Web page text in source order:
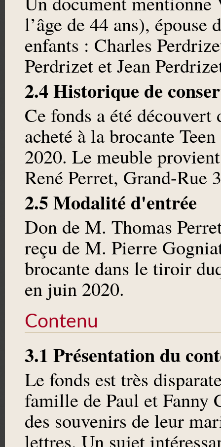
l’âge de 44 ans), épouse
enfants : Charles
Perdrizet et Jean
2.4 Historique de
Ce fonds a été
acheté à la brocante
2020. Le meuble
René Perret, Grand-Rue
2.5 Modalité d'entrée
Don de M. Thomas
reçu de M. Pierre
brocante dans le tiroir
en juin 2020.
Contenu
3.1 Présentation du
Le fonds est très
famille de Paul et Fanny
des souvenirs de leur
lettres. Un sujet